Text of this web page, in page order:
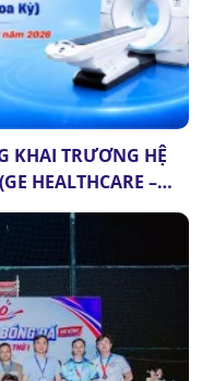
KHAI TRƯƠNG HỆ
HEALTHCARE –
CỦA Y TẾ THANH